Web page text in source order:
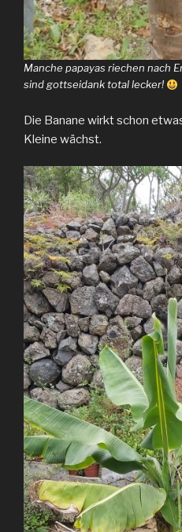
Manche papayas riechen nach
sind gottseidank total lecker!
Die Banane wirkt schon
Kleine wächst.